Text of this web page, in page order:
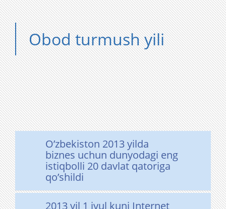
Obod turmush yili
O’zbekiston 2013 yilda
biznes uchun dunyodagi eng
istiqbolli 20 davlat qatoriga
qo’shildi
2013 yil 1 iyul kuni Internet